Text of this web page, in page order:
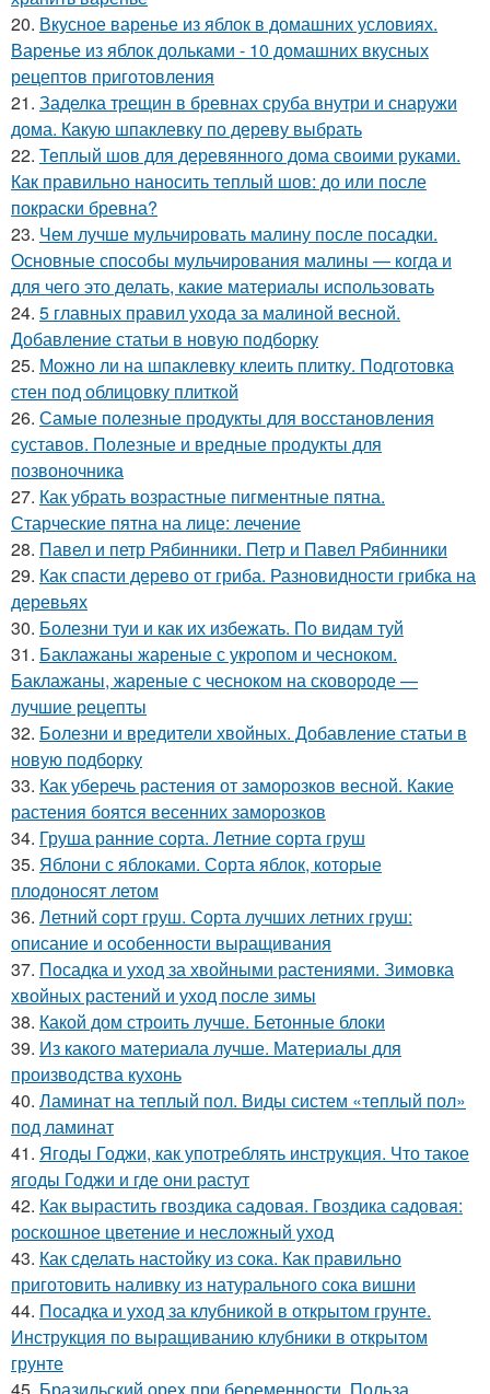
20. Вкусное варенье из яблок в домашних условиях.
Варенье из яблок дольками - 10 домашних вкусных
рецептов приготовления
21. Заделка трещин в бревнах сруба внутри и снаружи
дома. Какую шпаклевку по дереву выбрать
22. Теплый шов для деревянного дома своими руками.
Как правильно наносить теплый шов: до или после
покраски бревна?
23. Чем лучше мульчировать малину после посадки.
Основные способы мульчирования малины — когда и
для чего это делать, какие материалы использовать
24. 5 главных правил ухода за малиной весной.
Добавление статьи в новую подборку
25. Можно ли на шпаклевку клеить плитку. Подготовка
стен под облицовку плиткой
26. Самые полезные продукты для восстановления
суставов. Полезные и вредные продукты для
позвоночника
27. Как убрать возрастные пигментные пятна.
Старческие пятна на лице: лечение
28. Павел и петр Рябинники. Петр и Павел Рябинники
29. Как спасти дерево от гриба. Разновидности грибка на
деревьях
30. Болезни туи и как их избежать. По видам туй
31. Баклажаны жареные с укропом и чесноком.
Баклажаны, жареные с чесноком на сковороде —
лучшие рецепты
32. Болезни и вредители хвойных. Добавление статьи в
новую подборку
33. Как уберечь растения от заморозков весной. Какие
растения боятся весенних заморозков
34. Груша ранние сорта. Летние сорта груш
35. Яблони с яблоками. Сорта яблок, которые
плодоносят летом
36. Летний сорт груш. Сорта лучших летних груш:
описание и особенности выращивания
37. Посадка и уход за хвойными растениями. Зимовка
хвойных растений и уход после зимы
38. Какой дом строить лучше. Бетонные блоки
39. Из какого материала лучше. Материалы для
производства кухонь
40. Ламинат на теплый пол. Виды систем «теплый пол»
под ламинат
41. Ягоды Годжи, как употреблять инструкция. Что такое
ягоды Годжи и где они растут
42. Как вырастить гвоздика садовая. Гвоздика садовая:
роскошное цветение и несложный уход
43. Как сделать настойку из сока. Как правильно
приготовить наливку из натурального сока вишни
44. Посадка и уход за клубникой в открытом грунте.
Инструкция по выращиванию клубники в открытом
грунте